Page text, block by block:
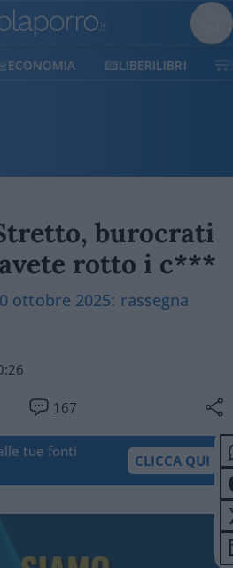
SHOP SOSTIENICI
burocrati
rotto i c***
ottobre 2025: rassegna
167
tue fonti
CLICCA QUI